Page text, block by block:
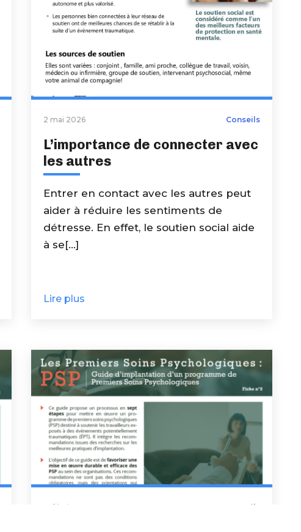
2 mai 2026 Conseils
L’importance de connecter avec
les autres
Entrer en contact avec les autres peut
aider à réduire les sentiments de
détresse. En effet, le soutien social aide
à se[...]
Lire plus
18 février 2025 Conseils